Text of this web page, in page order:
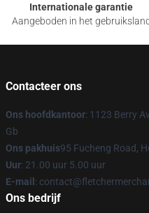
Internationale garantie
Aangeboden in het
Contacteer ons
Ons hoofdkantoor: 1123 Berry
Gb
Ons pakhuis95 Fucheng Road,
Uur: 21.00 uur 5.00 uur
E-mail :
Ons bedrijf